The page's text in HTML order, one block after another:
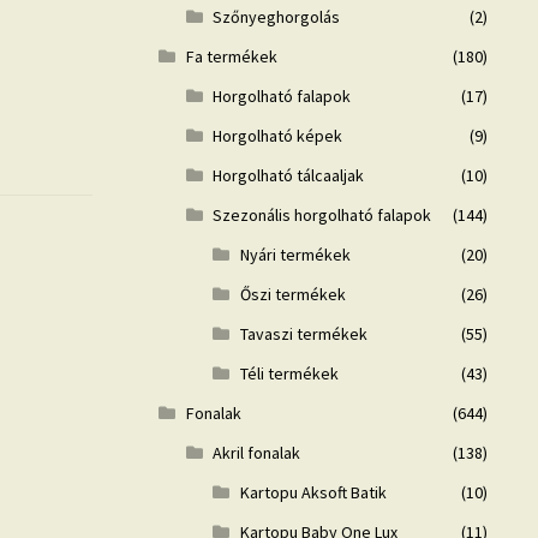
Szőnyeghorgolás
(2)
Fa termékek
(180)
Horgolható falapok
(17)
Horgolható képek
(9)
Horgolható tálcaaljak
(10)
Szezonális horgolható falapok
(144)
Nyári termékek
(20)
Őszi termékek
(26)
Tavaszi termékek
(55)
Téli termékek
(43)
Fonalak
(644)
Akril fonalak
(138)
Kartopu Aksoft Batik
(10)
Kartopu Baby One Lux
(11)